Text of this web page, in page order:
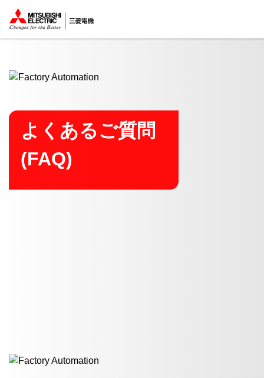
ここから本文
よくあるご質問
(FAQ)